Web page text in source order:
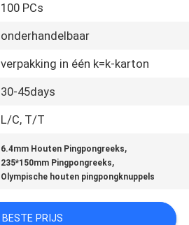
100 PCs
onderhandelbaar
verpakking in één k=k-karton
30-45days
L/C, T/T
6.4mm Houten Pingpongreeks,
235*150mm Pingpongreeks,
Olympische houten pingpongknuppels
BESTE PRIJS